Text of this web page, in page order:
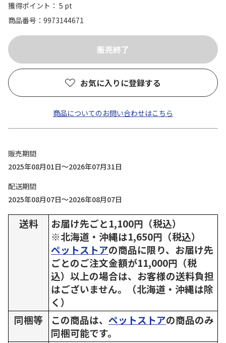
獲得ポイント： 5 pt
商品番号
9973144671
お気に入りに登録する
商品についてのお問い合わせはこちら
販売期間
2025年08月01日～2026年07月31日
配送期間
2025年08月07日～2026年08月07日
送料
お届け先ごと1,100円（税込）
※北海道・沖縄は1,650円（税込）
ペットストアの商品に限り、お届け先
ごとのご注文金額が11,000円（税
込）以上の場合は、お客様の送料負担
はございません。（北海道・沖縄は除
く）
同梱等
この商品は、 ペットストアの商品のみ
同梱可能です。